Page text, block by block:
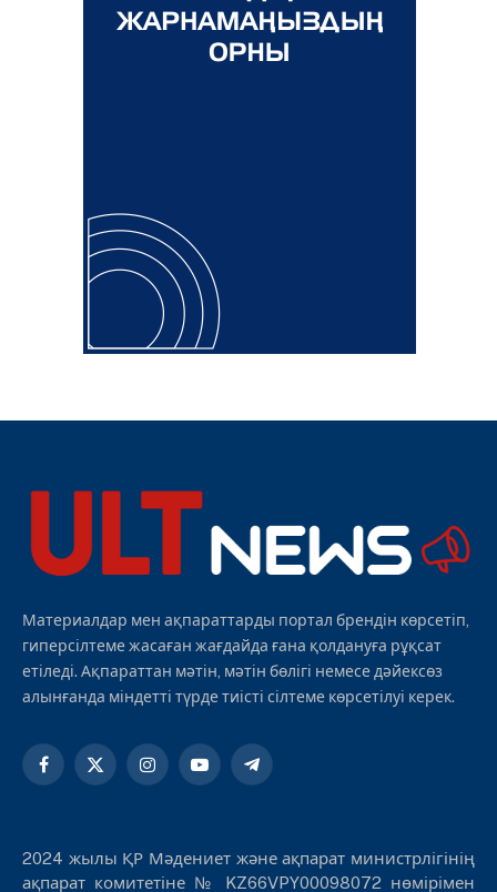
Материалдар мен ақпараттарды портал брендін көрсетіп,
гиперсілтеме жасаған жағдайда ғана қолдануға рұқсат
етіледі. Ақпараттан мәтін, мәтін бөлігі немесе дәйексөз
алынғанда міндетті түрде тиісті сілтеме көрсетілуі керек.
Facebook
X
InstagramYouTubeTelegram
2024 жылы ҚР Мәдениет және ақпарат министрлігінің
ақпарат комитетіне № KZ66VPY00098072 нөмірімен